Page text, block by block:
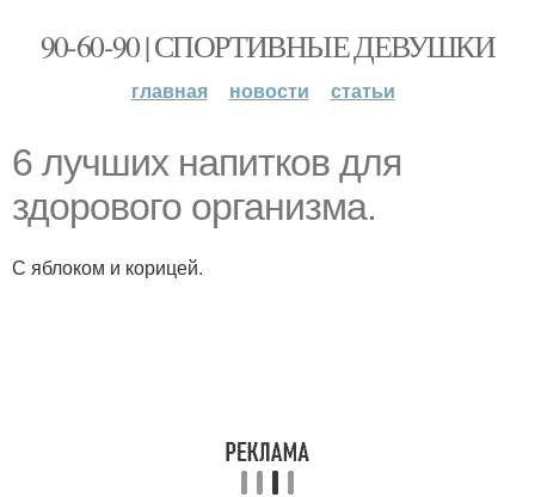
90-60-90 | СПОРТИВНЫЕ ДЕВУШКИ
главная новости статьи
6 лучших напитков для
здорового организма.
С яблоком и корицей.